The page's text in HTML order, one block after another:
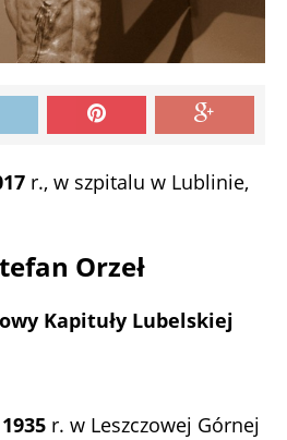
r., w szpitalu w Lublinie,
Orzeł
Kapituły Lubelskiej
r. w Leszczowej Górnej